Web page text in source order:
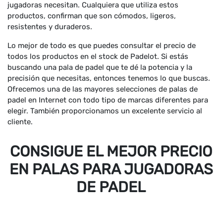
jugadoras necesitan. Cualquiera que utiliza estos
productos, confirman que son cómodos, ligeros,
resistentes y duraderos.
Lo mejor de todo es que puedes consultar el precio de
todos los productos en el stock de Padelot. Si estás
buscando una pala de padel que te dé la potencia y la
precisión que necesitas, entonces tenemos lo que buscas.
Ofrecemos una de las mayores selecciones de palas de
padel en Internet con todo tipo de marcas diferentes para
elegir. También proporcionamos un excelente servicio al
cliente.
CONSIGUE EL MEJOR PRECIO
EN PALAS PARA JUGADORAS
DE PADEL